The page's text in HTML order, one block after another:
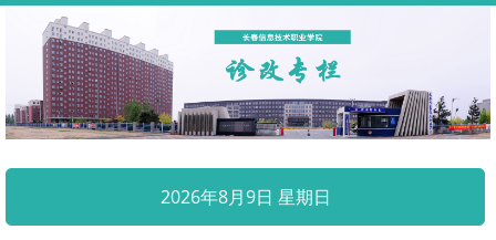
2026年8月9日 星期日